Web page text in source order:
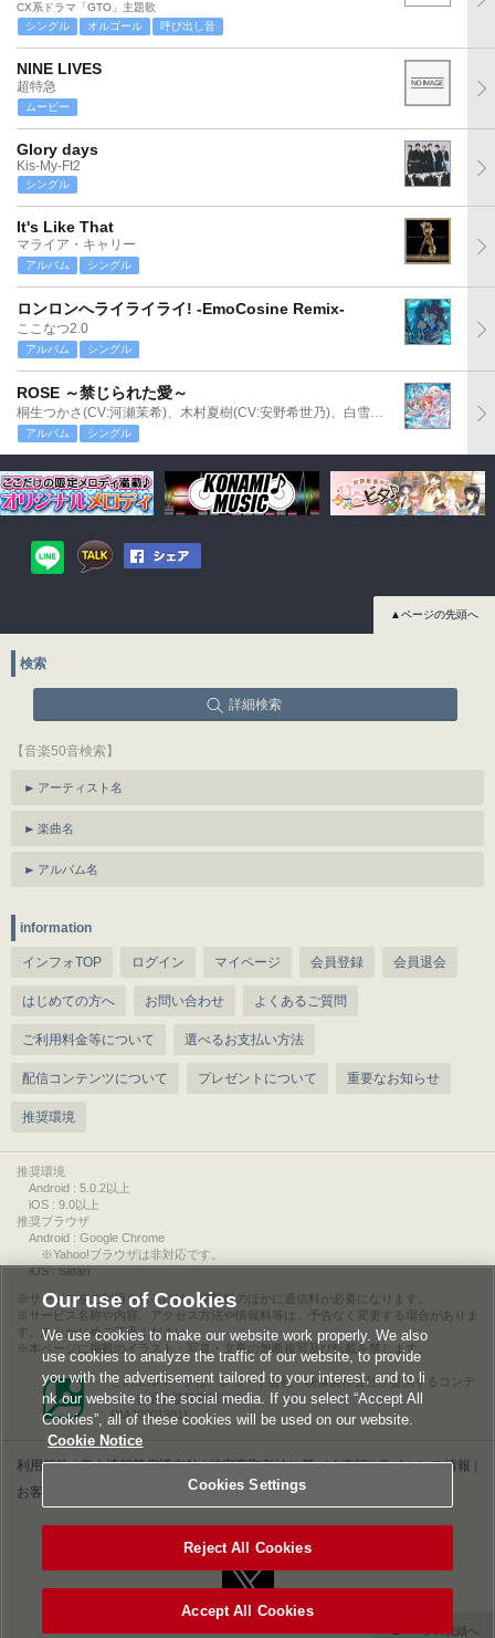
CX系ドラマ「GTO」主題歌
シングル
オルゴール 呼び出し音
NINE LIVES
超特急
ムービー
Glory days
Kis-My-Ft2
シングル
It's Like That
マライア・キャリー
アルバム シングル
ロンロンへライライライ! -EmoCosine Remix-
ここなつ2.0
アルバム シングル
ROSE ～禁じられた愛～
桐生つかさ(CV:河瀬茉希)、木村夏樹(CV:安野希世乃)、白雪千夜(CV:関口理咲)
アルバム シングル
▲ページの先頭へ
検索
詳細検索
【音楽50音検索】
アーティスト名
楽曲名
アルバム名
information
インフォTOP ログイン マイページ 会員登録 会員退会
はじめての方へ お問い合わせ よくあるご質問
ご利用料金等について 選べるお支払い方法
配信コンテンツについて プレゼントについて 重要なお知らせ
推奨環境
推奨環境
Android : 5.0.2以上
iOS : 9.0以上
推奨ブラウザ
Android : Google Chrome
※Yahoo!ブラウザは非対応です。
iOS : Safari
サービスをご利用されるには、情報料のほかに通信料が必要になります。
サービス名称や内容、アクセス方法や情報料等は、予告なく変更する場合がありま
す。あらかじめご了承ください。
本ページに掲載のイラスト・写真・文章の無断複写及び転載を禁じます。
このエルマークは、レコード会社・映像製作会社が提供するコンテ
ンツを示す登録商標です。
RIAJ00013011
利用規約|個人情報等保護方針|特定商取引法に基づく表記|ライセンス情報
お客様情報の外部送信について|Cookies Settings
▲ページの先頭へ
Our use of Cookies
We use cookies to make our website work properly. We also
use cookies to analyze the traffic of our website, to provide
you with the advertisement tailored to your interest, and to li
nk our website to the social media. If you select “Accept All
Cookies”, all of these cookies will be used on our website.
Cookie Notice
Cookies Settings
Reject All Cookies
Accept All Cookies